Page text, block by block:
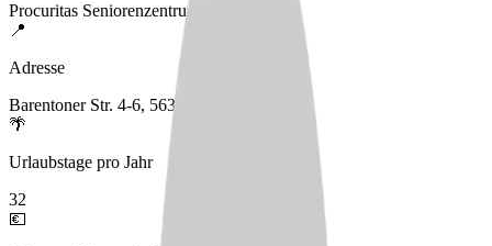
Procuritas Seniorenzentrum Mühlenau
📍
Adresse
Barentoner Str. 4-6, 56305 Puderbach
🌴
Urlaubstage pro Jahr
32
💶